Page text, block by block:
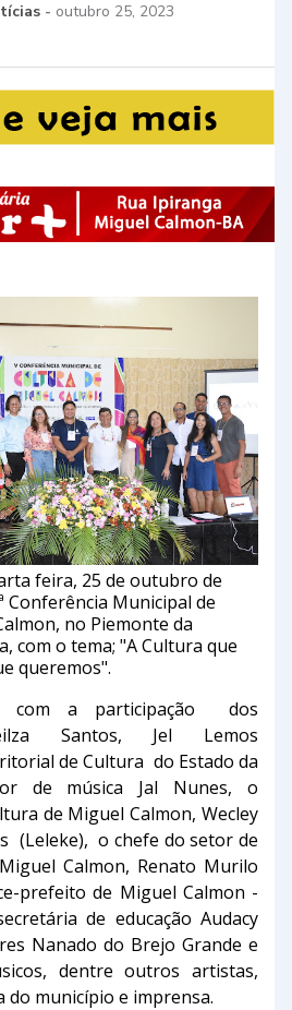
- outubro 25, 2023
feira, 25 de outubro de
Conferência Municipal de
no Piemonte da
com o tema; "A Cultura que
queremos".
com a participação dos
Santos, Jel Lemos
de Cultura do Estado da
de música Jal Nunes, o
de Miguel Calmon, Wecley
(Leleke), o chefe do setor de
Calmon, Renato Murilo
prefeito de Miguel Calmon -
de educação Audacy
Nanado do Brejo Grande e
dentre outros artistas,
do município e imprensa.